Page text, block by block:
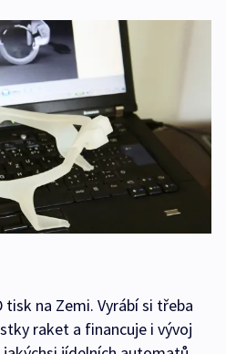
tisk na Zemi. Vyrábí si třeba
raket a financuje i vývoj